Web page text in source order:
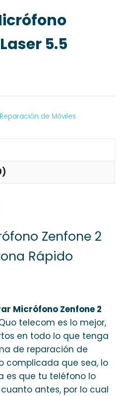
5.5
de Móviles
Zenfone 2
Rápido
Micrófono Zenfone 2
telecom es lo mejor,
en todo lo que tenga
de reparación de
complicada que sea, lo
es que tu teléfono lo
antes, por lo cual